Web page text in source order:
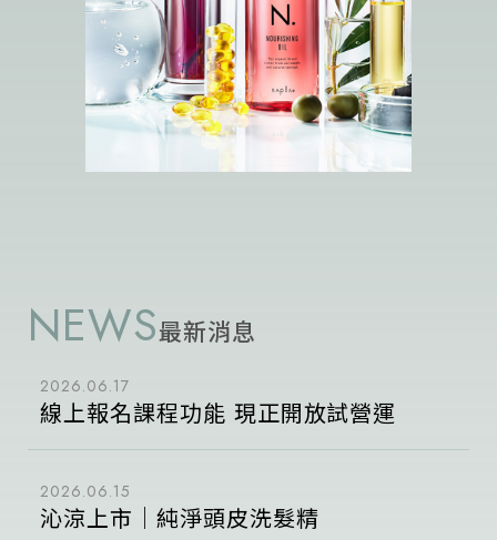
NEWS最新消息
2026.06.17
線上報名課程功能 現正開放試營運
2026.06.15
沁涼上市｜純淨頭皮洗髮精